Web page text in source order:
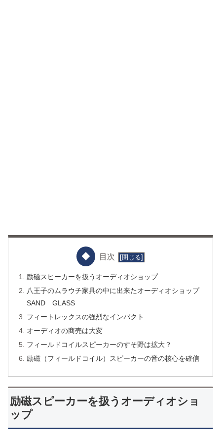
目次
励磁スピーカーを扱うオーディオショップ
八王子のムラウチ家具の中に出来たオーディオショップ
SAND GLASS
フィートレックスの強烈なインパクト
オーディオの商売は大変
フィールドコイルスピーカーのすそ野は拡大？
励磁（フィールドコイル）スピーカーの音の核心を確信
励磁スピーカーを扱うオーディオショ
ップ